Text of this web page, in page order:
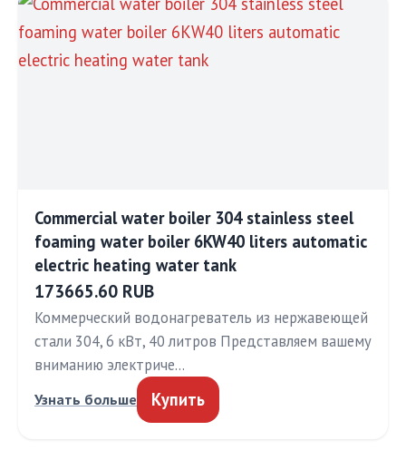
Commercial water boiler 304 stainless steel
foaming water boiler 6KW40 liters automatic
electric heating water tank
173665.60 RUB
Коммерческий водонагреватель из нержавеющей
стали 304, 6 кВт, 40 литров Представляем вашему
вниманию электриче…
Узнать больше Купить